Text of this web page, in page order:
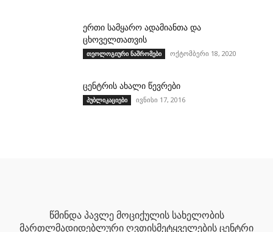
ერთი სამყარო ადამიანთა და
ცხოველთათვის
თეოლოგიური ნაშრომები ოქტომბერი 18, 2020
ცენტრის ახალი წევრები
პუბლიკაციები ივნისი 17, 2016
წმინდა პავლე მოციქულის სახელობის
მართლმადიდებლური ღვთისმეტყველების ცენტრი